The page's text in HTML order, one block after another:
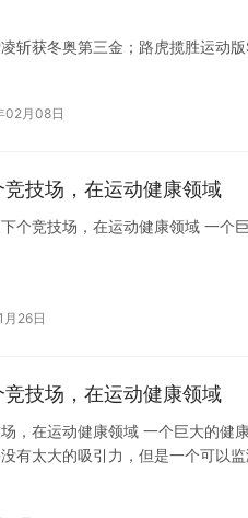
斩获冬奥第三金；路虎揽胜运动
02月08日
技场，在运动健康领域
个竞技场，在运动健康领域 一个
月26日
技场，在运动健康领域
运动健康领域 一个巨大的健康市场正
有太大的吸引力，但是一个可以